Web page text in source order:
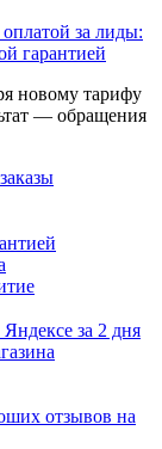
за лиды:
гарантией
новому тарифу
— обращения
за 2 дня
отзывов на